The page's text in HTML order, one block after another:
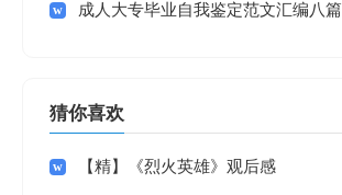
成人大专毕业自我鉴定范文汇编八篇
猜你喜欢
【精】《烈火英雄》观后感